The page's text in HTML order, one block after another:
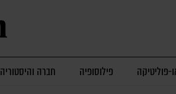
פוליטיקה פילוסופיה חברה והיסטוריה